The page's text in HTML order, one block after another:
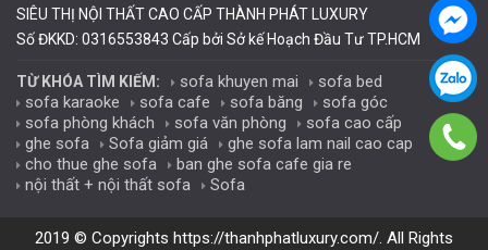
SIÊU THỊ NỘI THẤT CAO CẤP THÀNH PHÁT LUXURY
Số ĐKKD: 0316553843 Cấp bởi Sở kế Hoạch Đầu Tư TP.HCM
TỪ KHÓA TÌM KIẾM: sofa khuyen mai
sofa bed
sofa karaoke
sofa cafe sofa băng
sofa góc
sofa phòng khách
sofa văn phòng
sofa cao cấp
ghe sofa
Sofa giảm giá
ghe sofa lam nail cao cap
cho thue ghe sofa
ban ghe sofa cafe gia re
nội thất + nội thất sofa
Sofa
2019 © Copyrights https://thanhphatluxury.com/. All Rights